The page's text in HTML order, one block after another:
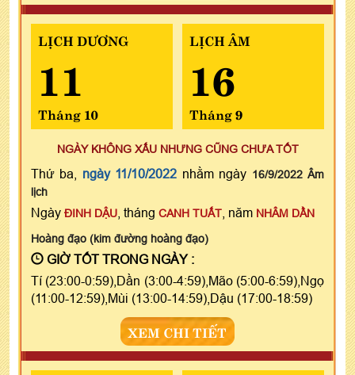
LỊCH DƯƠNG
11
Tháng 10
LỊCH ÂM
16
Tháng 9
NGÀY KHÔNG XẤU NHƯNG CŨNG CHƯA TỐT
Thứ ba, ngày 11/10/2022 nhằm ngày 16/9/2022 Âm
lịch
Ngày ĐINH DẬU , tháng CANH TUẤT , năm NHÂM DẦN
Hoàng đạo (kim đường hoàng đạo)
GIỜ TỐT TRONG NGÀY :
Tí (23:00-0:59),Dần (3:00-4:59),Mão (5:00-6:59),Ngọ
(11:00-12:59),Mùi (13:00-14:59),Dậu (17:00-18:59)
XEM CHI TIẾT